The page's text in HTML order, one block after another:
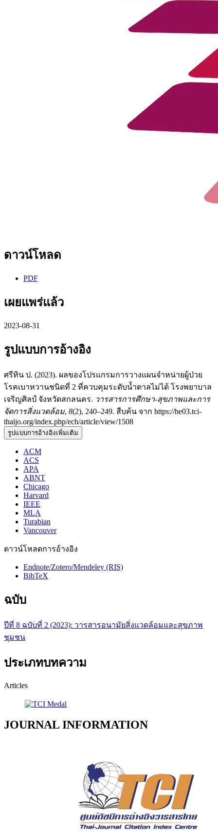
ดาวน์โหลด
PDF
เผยแพร่แล้ว
2023-08-31
รูปแบบการอ้างอิง
ศรีทิน ป. (2023). ผลของโปรแกรมการวางแผนจำหน่ายผู้ป่วย
โรคเบาหวานชนิดที่ 2 ที่ควบคุมระดับน้ำตาลไม่ได้ โรงพยาบาล
เจริญศิลป์ จังหวัดสกลนคร. วารสารการศึกษา-สุขภาพและการ
จัดการสิ่งแวดล้อม, 8(2), 240–249. สืบค้น จาก https://he03.tci-
thaijo.org/index.php/ech/article/view/1508
รูปแบบการอ้างอิงเพิ่มเติม
ACM
ACS
APA
ABNT
Chicago
Harvard
IEEE
MLA
Turabian
Vancouver
ดาวน์โหลดการอ้างอิง
Endnote/Zotero/Mendeley (RIS)
BibTeX
ฉบับ
ปีที่ 8 ฉบับที่ 2 (2023): วารสารอนามัยสิ่งแวดล้อมและสุขภาพ
ชุมชน
ประเภทบทความ
Articles
JOURNAL INFORMATION